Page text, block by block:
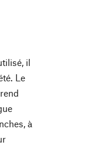
il
Le
à